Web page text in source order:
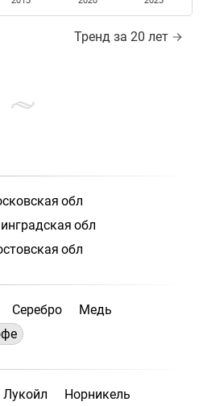
Тренд за 20 лет
обл
обл
обл
Серебро
Медь
Лукойл
Норникель